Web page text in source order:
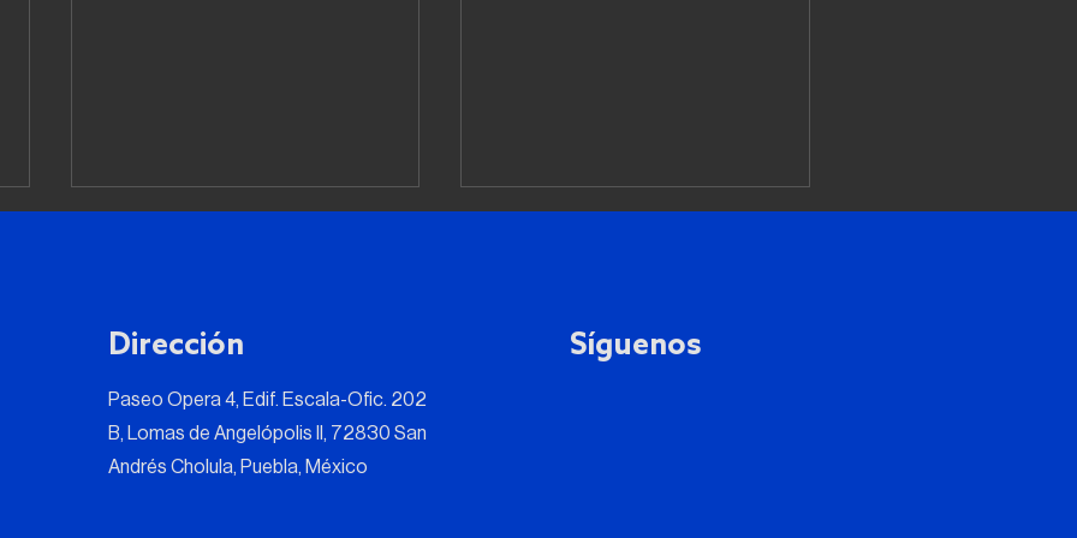
Muchas empresas
supervisan, pero pocas
Dirección
Paseo Opera 4, Edif. Escala-Ofic. 202
B, Lomas de Angelópolis II, 72830 San
Andrés Cholula, Puebla, México
Síguenos